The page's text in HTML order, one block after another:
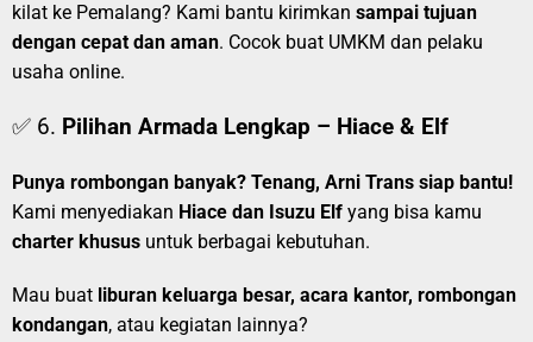
kilat ke Pemalang? Kami bantu kirimkan sampai tujuan
dengan cepat dan aman. Cocok buat UMKM dan pelaku
usaha online.
✅ 6. Pilihan Armada Lengkap – Hiace & Elf
Punya rombongan banyak? Tenang, Arni Trans siap bantu!
Kami menyediakan Hiace dan Isuzu Elf yang bisa kamu
charter khusus untuk berbagai kebutuhan.
Mau buat liburan keluarga besar, acara kantor, rombongan
kondangan, atau kegiatan lainnya?